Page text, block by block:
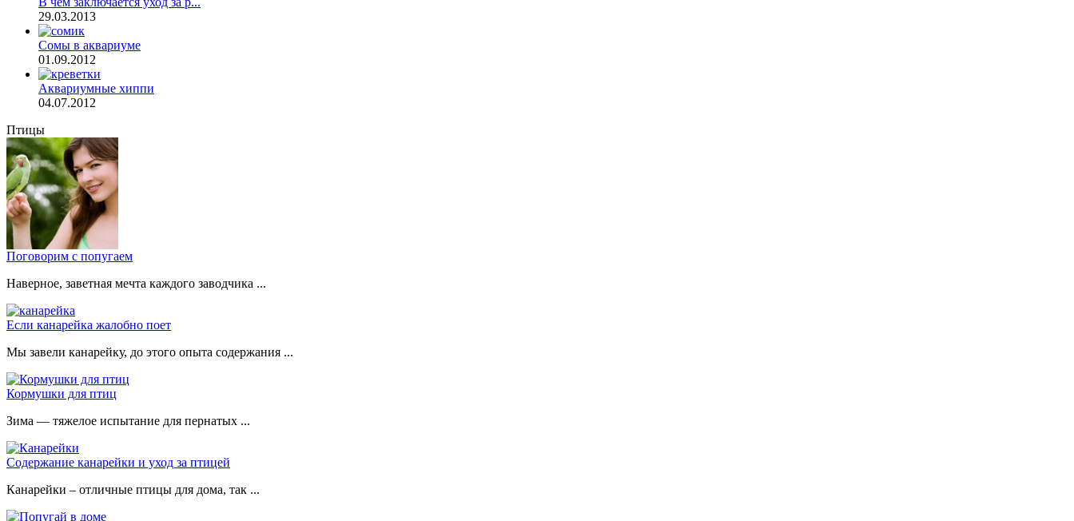
29.03.2013
Сомы в аквариуме
01.09.2012
Аквариумные хиппи
04.07.2012
Птицы
Поговорим с попугаем
Наверное, заветная мечта каждого заводчика ...
Если канарейка жалобно поет
Мы завели канарейку, до этого опыта содержания ...
Кормушки для птиц
Зима — тяжелое испытание для пернатых ...
Содержание канарейки и уход за птицей
Канарейки – отличные птицы для дома, так ...